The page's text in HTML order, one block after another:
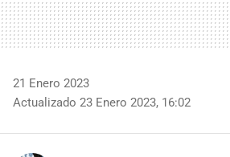
21 Enero 2023
Actualizado 23 Enero 2023, 16:02